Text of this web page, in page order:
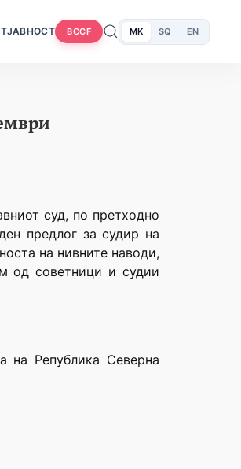
ЈАВНОСТ BCCF MK SQ EN
суд, по претходно
предлог за судир на
на нивните наводи,
од советници и судии
на Република Северна